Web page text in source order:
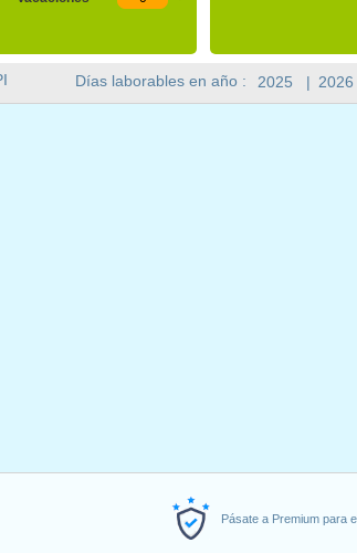
Pásate a Premium para
Días laborables en año : 2025 | 2026